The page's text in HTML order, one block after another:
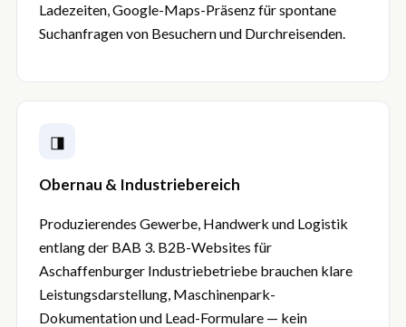
Ladezeiten, Google-Maps-Präsenz für spontane
Suchanfragen von Besuchern und Durchreisenden.
◨
Obernau & Industriebereich
Produzierendes Gewerbe, Handwerk und Logistik
entlang der BAB 3. B2B-Websites für
Aschaffenburger Industriebetriebe brauchen klare
Leistungsdarstellung, Maschinenpark-
Dokumentation und Lead-Formulare — kein